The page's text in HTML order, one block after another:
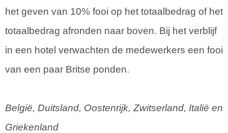
het geven van 10% fooi op het totaalbedrag of het
totaalbedrag afronden naar boven. Bij het verblijf
in een hotel verwachten de medewerkers een fooi
van een paar Britse ponden.
België, Duitsland, Oostenrijk, Zwitserland, Italië en
Griekenland